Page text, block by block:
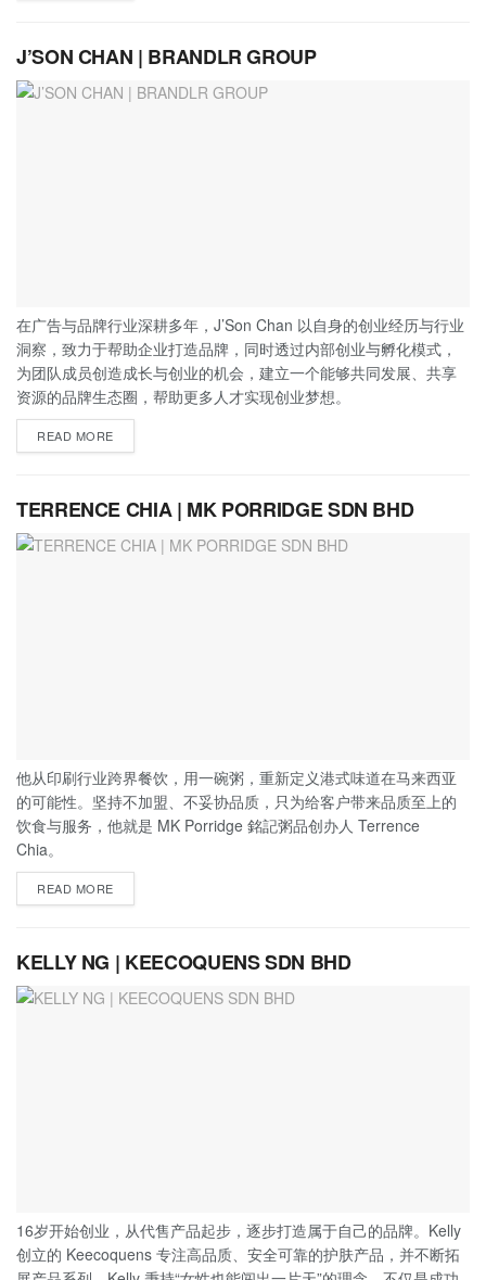
J’SON CHAN | BRANDLR GROUP
在广告与品牌行业深耕多年，J’Son Chan 以自身的创业经历与行业
洞察，致力于帮助企业打造品牌，同时透过内部创业与孵化模式，
为团队成员创造成长与创业的机会，建立一个能够共同发展、共享
资源的品牌生态圈，帮助更多人才实现创业梦想。
READ MORE
TERRENCE CHIA | MK PORRIDGE SDN BHD
他从印刷行业跨界餐饮，用一碗粥，重新定义港式味道在马来西亚
的可能性。坚持不加盟、不妥协品质，只为给客户带来品质至上的
饮食与服务，他就是 MK Porridge 銘記粥品创办人 Terrence
Chia。
READ MORE
KELLY NG | KEECOQUENS SDN BHD
16岁开始创业，从代售产品起步，逐步打造属于自己的品牌。Kelly
创立的 Keecoquens 专注高品质、安全可靠的护肤产品，并不断拓